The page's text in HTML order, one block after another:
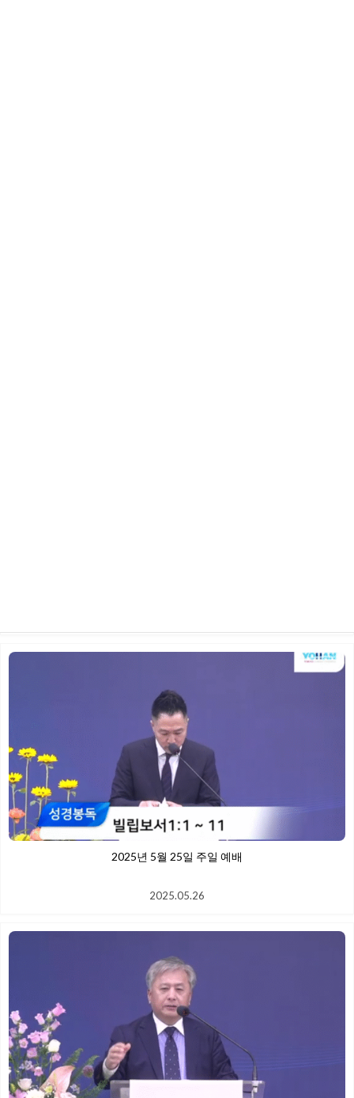
2025년 5월 25일 주일 예배
2025.05.26